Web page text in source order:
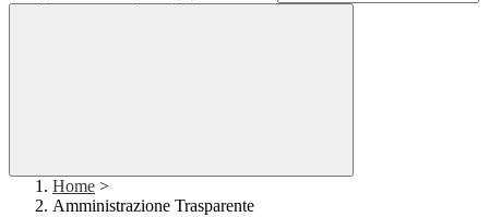
Home >
Amministrazione Trasparente